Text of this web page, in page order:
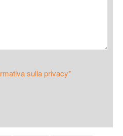
sulla privacy*